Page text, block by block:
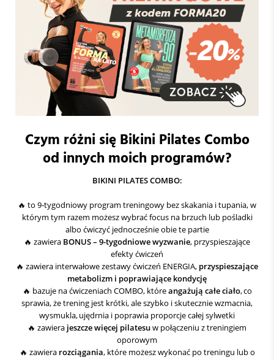
Czym różni się Bikini Pilates Combo
od innych moich programów?
BIKINI PILATES COMBO:
🔥 to 9-tygodniowy program treningowy bez skakania i tupania, w
którym tym razem możesz wybrać focus na brzuch lub pośladki
albo ćwiczyć jednocześnie obie te partie
🔥 zawiera BONUS – 9-tygodniowe wyzwanie, przyspieszające
efekty ćwiczeń
🔥 zawiera interwałowe zestawy ćwiczeń ENERGIA, przyspieszające
metabolizm i poprawiające kondycję
🔥 bazuje na ćwiczeniach COMBO, któreangażują całe ciało, co
sprawia, że trening jest krótki, ale szybko i skutecznie wzmacnia,
wysmukla, ujędrnia i poprawia proporcje całej sylwetki
🔥 zawiera jeszcze więcej pilatesuw połączeniu z treningiem
oporowym
🔥 zawiera rozciągania, które możesz wykonać po treningu lub o